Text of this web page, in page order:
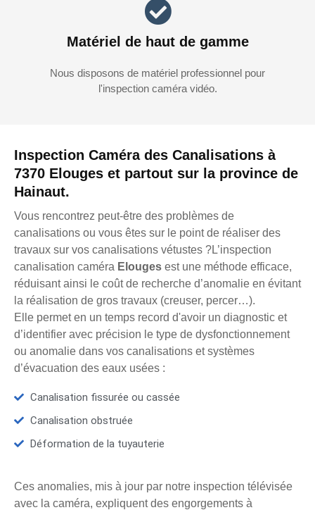
Inspection Caméra des Canalisations à
7370 Elouges et partout sur la province de
Hainaut.
Vous rencontrez peut-être des problèmes de
canalisations ou vous êtes sur le point de réaliser des
travaux sur vos canalisations vétustes ?L’inspection
canalisation caméra Elouges est une méthode efficace,
réduisant ainsi le coût de recherche d’anomalie en évitant
la réalisation de gros travaux (creuser, percer…).
Elle permet en un temps record d'avoir un diagnostic et
d’identifier avec précision le type de dysfonctionnement
ou anomalie dans vos canalisations et systèmes
d’évacuation des eaux usées :
Canalisation fissurée ou cassée
Canalisation obstruée
Déformation de la tuyauterie
Ces anomalies, mis à jour par notre inspection télévisée
avec la caméra, expliquent des engorgements à
Matériel de haut de gamme
Nous disposons de matériel professionnel pour
l'inspection caméra vidéo.